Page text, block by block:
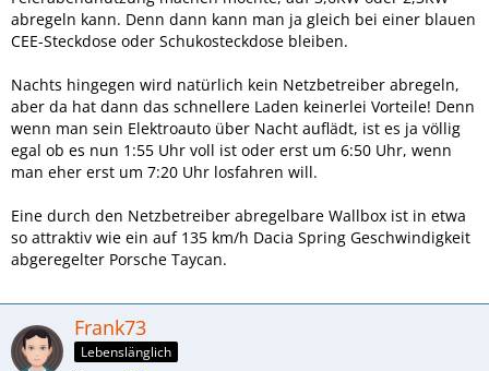
abregeln kann. Denn dann kann man ja gleich bei einer blauen
CEE-Steckdose oder Schukosteckdose bleiben.
Nachts hingegen wird natürlich kein Netzbetreiber abregeln,
aber da hat dann das schnellere Laden keinerlei Vorteile! Denn
wenn man sein Elektroauto über Nacht auflädt, ist es ja völlig
egal ob es nun 1:55 Uhr voll ist oder erst um 6:50 Uhr, wenn
man eher erst um 7:20 Uhr losfahren will.
Eine durch den Netzbetreiber abregelbare Wallbox ist in etwa
so attraktiv wie ein auf 135 km/h Dacia Spring Geschwindigkeit
abgeregelter Porsche Taycan.
Frank73
Lebenslänglich